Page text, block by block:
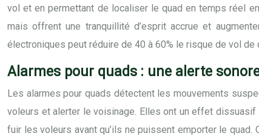
vol et en permettant de localiser le quad en temps réel
mais offrent une tranquillité d’esprit accrue et
électroniques peut réduire de 40 à 60% le risque de vol de
Alarmes pour quads : une alerte
Les alarmes pour quads détectent les mouvements
voleurs et alerter le voisinage. Elles ont un effet dissuasif
fuir les voleurs avant qu’ils ne puissent emporter le